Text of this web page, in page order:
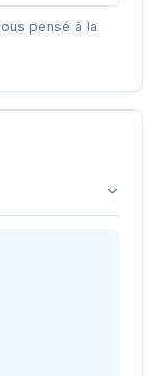
pensé à la